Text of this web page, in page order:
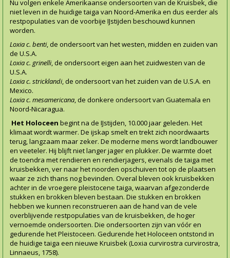
Nu volgen enkele Amerikaanse ondersoorten van de Kruisbek, die
niet leven in de huidige taiga van Noord-Amerika en dus eerder als
restpopulaties van de voorbije IJstijden beschouwd kunnen
worden.
Loxia c. benti, de ondersoort van het westen, midden en zuiden van
de U.S.A.
Loxia c. grinelli, de ondersoort eigen aan het zuidwesten van de
U.S.A.
Loxia c. stricklandi, de ondersoort van het zuiden van de U.S.A. en
Mexico.
Loxia c. mesamericana, de donkere ondersoort van Guatemala en
Noord-Nicaragua.
Het Holoceen begint na de IJstijden, 10.000 jaar geleden. Het
klimaat wordt warmer. De ijskap smelt en trekt zich noordwaarts
terug, langzaam maar zeker. De moderne mens wordt landbouwer
en veeteler. Hij blijft niet langer jager en plukker. De warmte doet
de toendra met rendieren en rendierjagers, evenals de taiga met
kruisbekken, ver naar het noorden opschuiven tot op de plaatsen
waar ze zich thans nog bevinden. Overal bleven ook kruisbekken
achter in de vroegere pleistocene taiga, waarvan afgezonderde
stukken en brokken bleven bestaan. Die stukken en brokken
hebben we kunnen reconstrueren aan de hand van de vele
overblijvende restpopulaties van de kruisbekken, de hoger
vernoemde ondersoorten. Die ondersoorten zijn van vóór en
gedurende het Pleistoceen. Gedurende het Holoceen ontstond in
de huidige taiga een nieuwe Kruisbek (Loxia curvirostra curvirostra,
Linnaeus, 1758).